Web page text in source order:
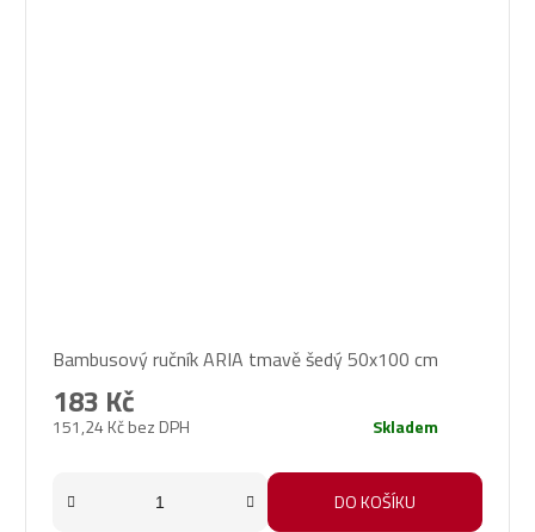
Bambusový ručník ARIA tmavě šedý 50x100 cm
151,24 Kč bez DPH
183 Kč
Skladem
DO KOŠÍKU